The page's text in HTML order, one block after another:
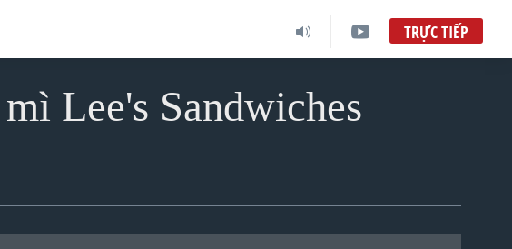
TRỰC TIẾP
Lee's Sandwiches